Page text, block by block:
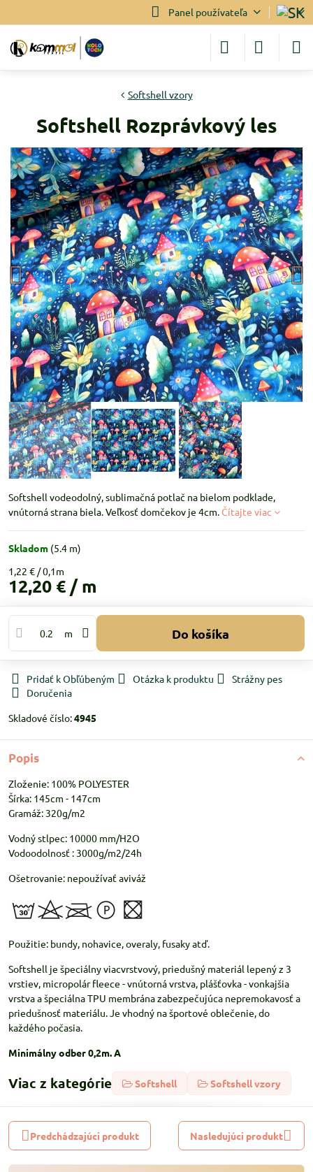
Panel používateľa
Softshell vzory
Softshell Rozprávkový les
Softshell vodeodolný, sublimačná potlač na bielom podklade,
vnútorná strana biela. Veľkosť domčekov je 4cm. Čítajte viac
Skladom (5.4 m)
1,22 €
12,20 € / m
m Do košíka
Pridať k Obľúbeným Otázka k produktu
Strážny pes
Doručenia
Skladové číslo:4945
Popis
Zloženie: 100% POLYESTER
Šírka: 145cm - 147cm
Gramáž: 320g/m2
Vodný stlpec: 10000 mm/H2O
Vodoodolnosť : 3000g/m2/24h
Ošetrovanie: nepoužívať aviváž
Použitie: bundy, nohavice, overaly, fusaky atď.
Softshell je špeciálny viacvrstvový, priedušný materiál lepený z 3
vrstiev, micropolár fleece - vnútorná vrstva, plášťovka - vonkajšia
vrstva a špeciálna TPU membrána zabezpečujúca nepremokavosť a
priedušnosť materiálu. Je vhodný na športové oblečenie, do
každého počasia.
Minimálny odber 0,2m. A
Viac z kategórie Softshell Softshell vzory
Predchádzajúci produkt Nasledujúci produkt